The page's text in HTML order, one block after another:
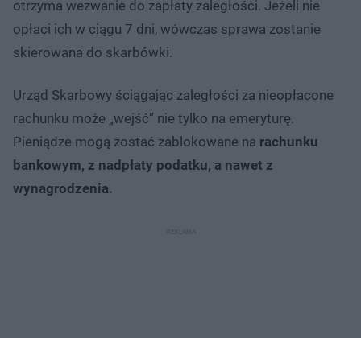
otrzyma wezwanie do zapłaty zaległości. Jeżeli nie
opłaci ich w ciągu 7 dni, wówczas sprawa zostanie
skierowana do skarbówki.
Urząd Skarbowy ściągając zaległości za nieopłacone
rachunku może „wejść” nie tylko na emeryturę.
Pieniądze mogą zostać zablokowane na rachunku
bankowym, z nadpłaty podatku, a nawet z
wynagrodzenia.